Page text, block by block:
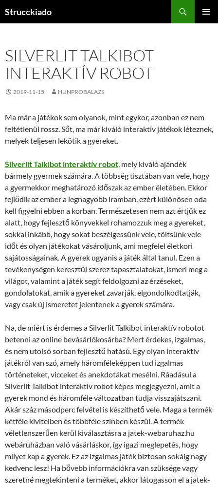
Strucckiado
SILVERLIT TALKIBOT
INTERAKTÍV ROBOT
2019-11-15 HUNPROBALAZS
Ma már a játékok sem olyanok, mint egykor, azonban ez nem
feltétlenül rossz. Sőt, ma már kiváló interaktív játékok léteznek,
melyek teljesen lekötik a gyereket.
Silverlit Talkibot interaktív robot, mely kiváló ajándék
bármely gyermek számára. A többség tisztában van vele, hogy
a gyermekkor meghatározó időszak az ember életében. Ekkor
fejlődik az ember a legnagyobb iramban, ezért különösen oda
kell figyelni ebben a korban. Természetesen nem azt értjük ez
alatt, hogy fejlesztő könyvekkel rohamozzuk meg a gyereket,
sokkal inkább, hogy sokat beszélgessünk vele, töltsünk vele
időt és olyan játékokat vásároljunk, ami megfelel életkori
sajátosságainak. A gyerek ugyanis a játék által tanul. Ezen a
tevékenységen keresztül szerez tapasztalatokat, ismeri meg a
világot, valamint a játék segít feldolgozni az érzéseket,
gondolatokat, amik a gyereket zavarják, elgondolkodtatják,
vagy csak új ismeretet jelentenek a gyerek számára.
Na, de miért is érdemes a Silverlit Talkibot interaktív robotot
betenni az online bevásárlókosárba? Mert érdekes, izgalmas,
és nem utolsó sorban fejlesztő hatású. Egy olyan interaktív
játékról van szó, amely háromféleképpen tud izgalmas
történeteket, vicceket és anekdotákat mesélni. Ráadásul a
Silverlit Talkibot interaktív robot képes megjegyezni, amit a
gyerek mond és háromféle változatban tudja visszajátszani.
Akár száz másodperc felvétel is készíthető vele. Maga a termék
kétféle kivitelben és többféle színben készül. A termék
véletlenszerűen kerül kiválasztásra a jatek-webaruhaz.hu
webáruházban való vásárláskor, így igazi meglepetés, hogy
milyet kap a gyerek. Ez az izgalmas játék biztosan sokáig nagy
kedvenc lesz! Ha bővebb információkra van szüksége vagy
szeretné megtekinteni a terméket, akkor látogasson el a jatek-